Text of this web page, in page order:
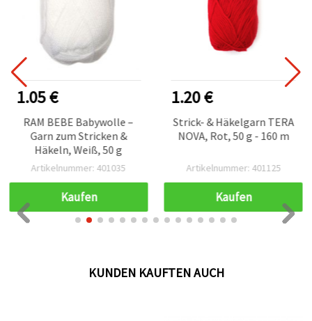
1.05 €
RAM BEBE Babywolle –
Garn zum Stricken &
Häkeln, Weiß, 50 g
Artikelnummer: 401035
Kaufen
1.20 €
Strick- & Häkelgarn TERA
NOVA, Rot, 50 g - 160 m
Artikelnummer: 401125
Kaufen
KUNDEN KAUFTEN AUCH